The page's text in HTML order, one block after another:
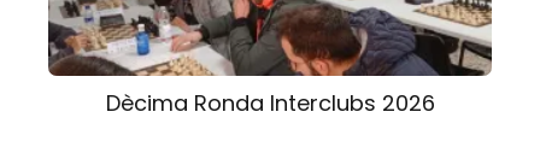
Dècima Ronda Interclubs 2026